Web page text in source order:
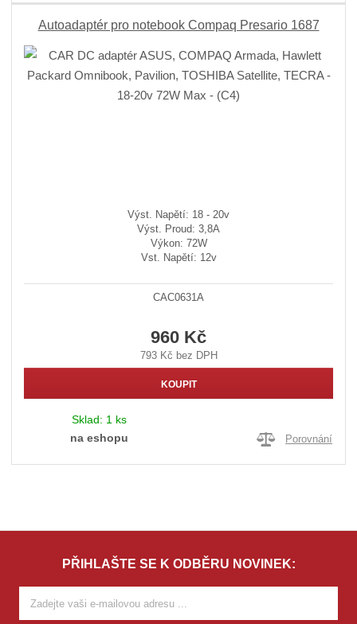
Autoadaptér pro notebook Compaq Presario 1687
Výst. Napětí: 18 - 20v
Výst. Proud: 3,8A
Výkon: 72W
Vst. Napětí: 12v
CAC0631A
960 Kč
793 Kč bez DPH
KOUPIT
Sklad: 1 ks
na eshopu
Porovnání
PŘIHLAŠTE SE K ODBĚRU NOVINEK: